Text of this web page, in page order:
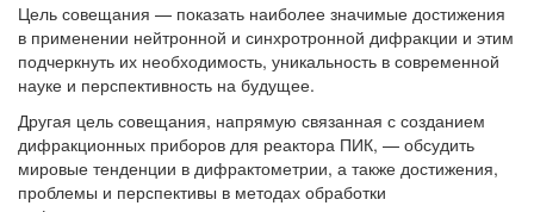
Цель совещания — показать наиболее значимые достижения
в применении нейтронной и синхротронной дифракции и этим
подчеркнуть их необходимость, уникальность в современной
науке и перспективность на будущее.
Другая цель совещания, напрямую связанная с созданием
дифракционных приборов для реактора ПИК, — обсудить
мировые тенденции в дифрактометрии, а также достижения,
проблемы и перспективы в методах обработки